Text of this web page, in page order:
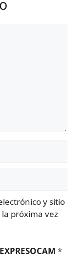
y sitio
próxima vez
EXPRESOCAM *